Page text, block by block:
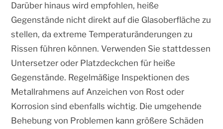
Darüber hinaus wird empfohlen, heiße
Gegenstände nicht direkt auf die Glasoberfläche zu
stellen, da extreme Temperaturänderungen zu
Rissen führen können. Verwenden Sie stattdessen
Untersetzer oder Platzdeckchen für heiße
Gegenstände. Regelmäßige Inspektionen des
Metallrahmens auf Anzeichen von Rost oder
Korrosion sind ebenfalls wichtig. Die umgehende
Behebung von Problemen kann größere Schäden